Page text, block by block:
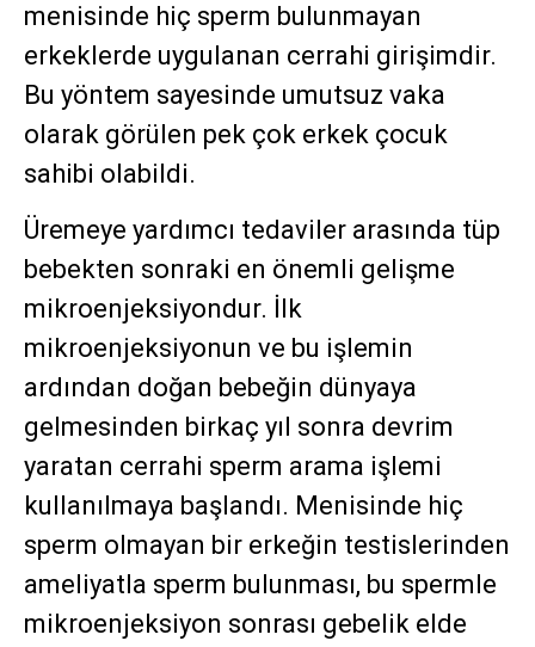
menisinde hiç sperm bulunmayan
erkeklerde uygulanan cerrahi girişimdir.
Bu yöntem sayesinde umutsuz vaka
olarak görülen pek çok erkek çocuk
sahibi olabildi.
Üremeye yardımcı tedaviler arasında tüp
bebekten sonraki en önemli gelişme
mikroenjeksiyondur. İlk
mikroenjeksiyonun ve bu işlemin
ardından doğan bebeğin dünyaya
gelmesinden birkaç yıl sonra devrim
yaratan cerrahi sperm arama işlemi
kullanılmaya başlandı. Menisinde hiç
sperm olmayan bir erkeğin testislerinden
ameliyatla sperm bulunması, bu spermle
mikroenjeksiyon sonrası gebelik elde